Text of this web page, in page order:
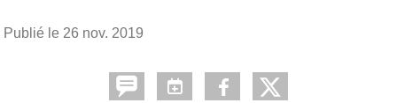
Publié le 26 nov. 2019